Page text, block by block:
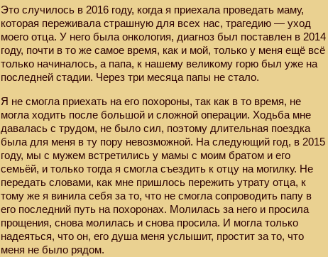
Это случилось в 2016 году, когда я приехала проведать маму,
которая переживала страшную для всех нас, трагедию — уход
моего отца. У него была онкология, диагноз был поставлен в 2014
году, почти в то же самое время, как и мой, только у меня ещё всё
только начиналось, а папа, к нашему великому горю был уже на
последней стадии. Через три месяца папы не стало.
Я не смогла приехать на его похороны, так как в то время, не
могла ходить после большой и сложной операции. Ходьба мне
давалась с трудом, не было сил, поэтому длительная поездка
была для меня в ту пору невозможной. На следующий год, в 2015
году, мы с мужем встретились у мамы с моим братом и его
семьёй, и только тогда я смогла съездить к отцу на могилку. Не
передать словами, как мне пришлось пережить утрату отца, к
тому же я винила себя за то, что не смогла сопроводить папу в
его последний путь на похоронах. Молилась за него и просила
прощения, снова молилась и снова просила. И могла только
надеяться, что он, его душа меня услышит, простит за то, что
меня не было рядом.